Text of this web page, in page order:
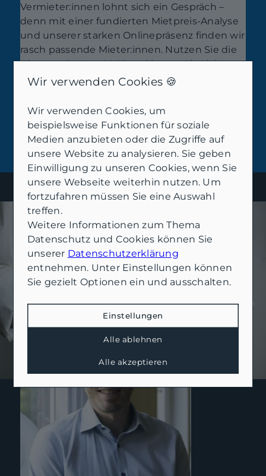
Vermieter:innen lohnt sich ein Gespräch –
denn mit einer fundierten Mietpreis-Analyse
und unserer starken Onlinepräsenz finden wir
rasch passende Mieter:innen. Nutzen Sie die
Chancen in Leer 2025 und lassen Sie sich von
uns individuell beraten. Wenn Sie Ihre
Gespräch kommen wollen, freuen wir uns auf
Ihre Nachricht!
Kontakt
Wie dürfen wir Sie unterstützen?
Gerne beraten wir Sie zu Ihren Möglichkeiten
rund um den Kauf, Verkauf und Bewertung
von Immobilien. Sprechen Sie uns einfach an,
wir freuen uns darauf, Sie kennenzulernen.
Wir verwenden Cookies 🍪
Wir verwenden Cookies, um
beispielsweise Funktionen für soziale
Medien anzubieten oder die Zugriffe auf
unsere Website zu analysieren. Sie geben
Einwilligung zu unseren Cookies, wenn Sie
unsere Webseite weiterhin nutzen. Um
fortzufahren müssen Sie eine Auswahl
treffen.
Weitere Informationen zum Thema
Datenschutz und Cookies können Sie
unserer Datenschutzerklärung
entnehmen. Unter Einstellungen können
Sie gezielt Optionen ein und ausschalten.
Einstellungen
Alle ablehnen
Alle akzeptieren